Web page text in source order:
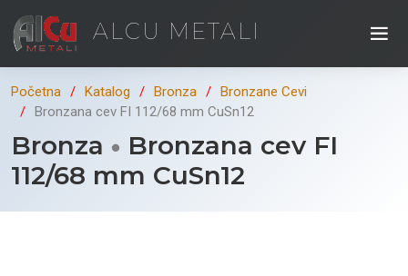
ALCU METALI
Početna Katalog Bronza
Bronzane Cevi
Bronzana cev FI 112/68 mm CuSn12
Bronza
Bronzana cev FI
112/68 mm CuSn12